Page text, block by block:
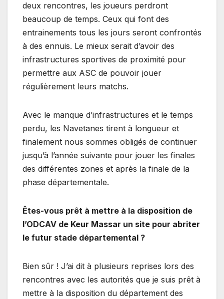
deux rencontres, les joueurs perdront
beaucoup de temps. Ceux qui font des
entrainements tous les jours seront confrontés
à des ennuis. Le mieux serait d’avoir des
infrastructures sportives de proximité pour
permettre aux ASC de pouvoir jouer
régulièrement leurs matchs.
Avec le manque d’infrastructures et le temps
perdu, les Navetanes tirent à longueur et
finalement nous sommes obligés de continuer
jusqu’à l’année suivante pour jouer les finales
des différentes zones et après la finale de la
phase départementale.
Êtes-vous prêt à mettre à la disposition de
l’ODCAV de Keur Massar un site pour abriter
le futur stade départemental ?
Bien sûr ! J’ai dit à plusieurs reprises lors des
rencontres avec les autorités que je suis prêt à
mettre à la disposition du département des